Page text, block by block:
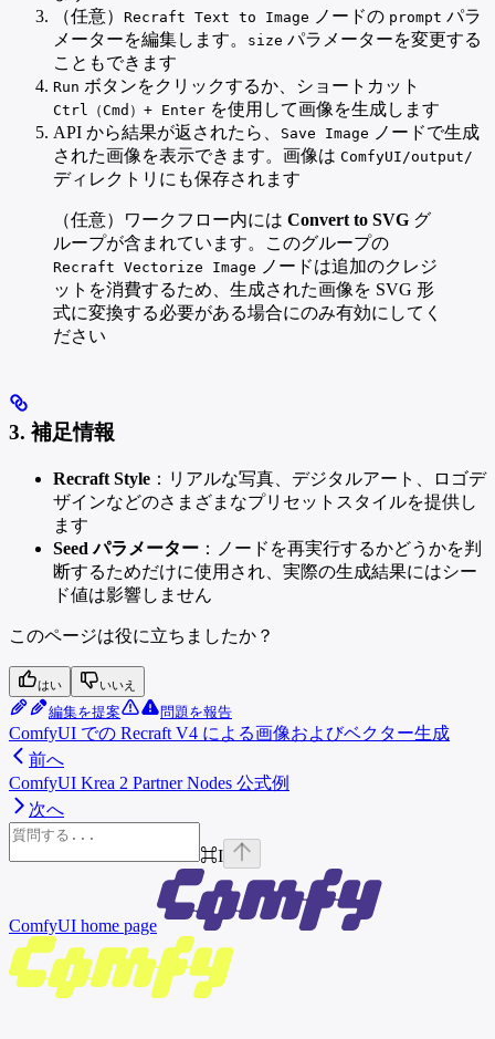
（任意） Recraft Text to Image ノードの prompt パラ
メーターを編集します。
size パラメーターを変更する
こともできます
Run ボタンをクリックするか、ショートカット
Ctrl（Cmd）+ Enter を使用して画像を生成します
API から結果が返されたら、
Save Image ノードで生成
された画像を表示できます。画像は ComfyUI/output/
ディレクトリにも保存されます
（任意）ワークフロー内には Convert to SVG グ
ループが含まれています。このグループの
Recraft Vectorize Image ノードは追加のクレジ
ットを消費するため、生成された画像を SVG 形
式に変換する必要がある場合にのみ有効にしてく
ださい
3. 補足情報
Recraft Style ：リアルな写真、デジタルアート、ロゴデ
ザインなどのさまざまなプリセットスタイルを提供し
ます
Seed パラメーター ：ノードを再実行するかどうかを判
断するためだけに使用され、実際の生成結果にはシー
ド値は影響しません
このページは役に立ちましたか？
はい いいえ
編集を提案 問題を報告
ComfyUI での Recraft V4 による画像およびベクター生成
前へ
ComfyUI Krea 2 Partner Nodes 公式例
次へ
⌘I
ComfyUI home page